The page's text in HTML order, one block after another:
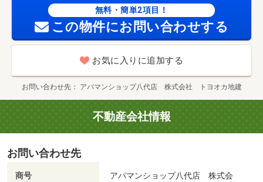
無料・簡単2項目！
この物件にお問い合わせする
お気に入りに追加する
お問い合わせ先 アパマンショップ八代店 株式会社 トヨオカ地建
不動産会社情報
お問い合わせ先
商号
アパマンショップ八代店 株式会